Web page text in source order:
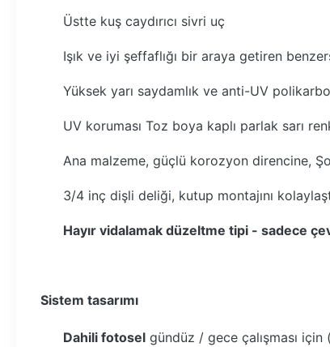
Üstte kuş caydırıcı sivri uç
Işık ve iyi şeffaflığı bir araya getiren
Yüksek yarı saydamlık ve anti-UV
UV koruması Toz boya kaplı parlak sarı
Ana malzeme, güçlü korozyon direncine,
3/4 inç dişli deliği, kutup montajını
Hayır vidalamak düzeltme tipi - sadece
Sistem tasarımı
Dahili fotosel gündüz / gece çalışması için